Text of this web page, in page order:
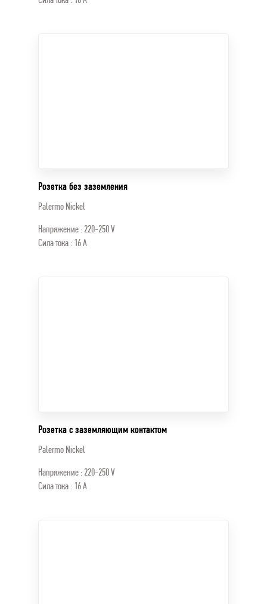
Розетка без заземления
Palermo Nickel
Напряжение : 220-250 V
Сила тока : 16 A
Розетка с заземляющим контактом
Palermo Nickel
Напряжение : 220-250 V
Сила тока : 16 A